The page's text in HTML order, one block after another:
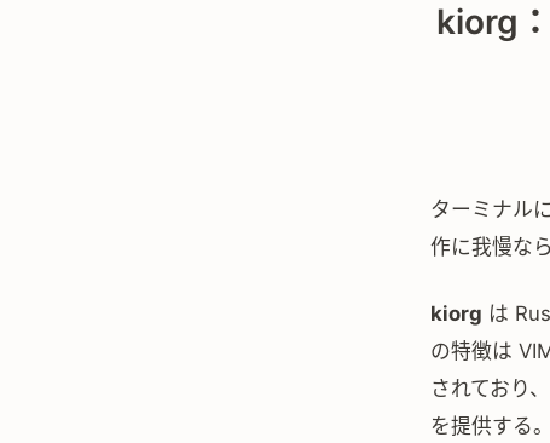
kiorg
ターミナル
作に我慢な
kiorg は
の特徴は
されており
を提供する。